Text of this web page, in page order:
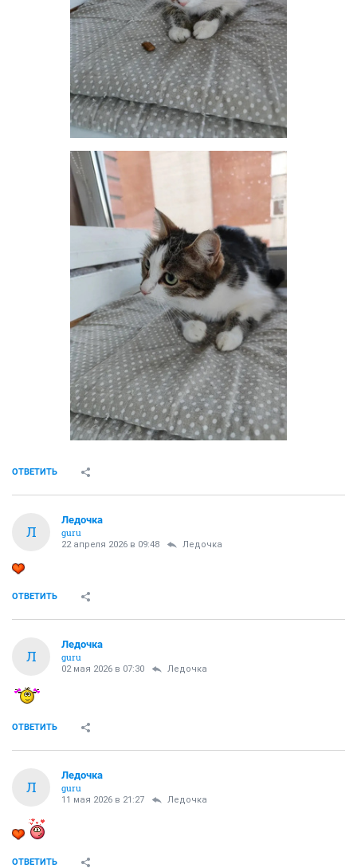
ОТВЕТИТЬ
Л
Ледочка
guru
22 апреля 2026 в 09:48 Ледочка
ОТВЕТИТЬ
Л
Ледочка
guru
02 мая 2026 в 07:30 Ледочка
ОТВЕТИТЬ
Л
Ледочка
guru
11 мая 2026 в 21:27 Ледочка
ОТВЕТИТЬ